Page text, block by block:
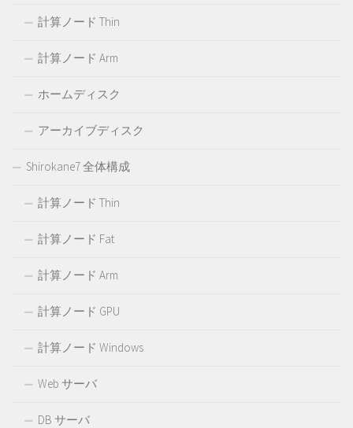
計算ノード Thin
計算ノード Arm
ホームディスク
アーカイブディスク
Shirokane7 全体構成
計算ノード Thin
計算ノード Fat
計算ノード Arm
計算ノード GPU
計算ノード Windows
Web サーバ
DB サーバ